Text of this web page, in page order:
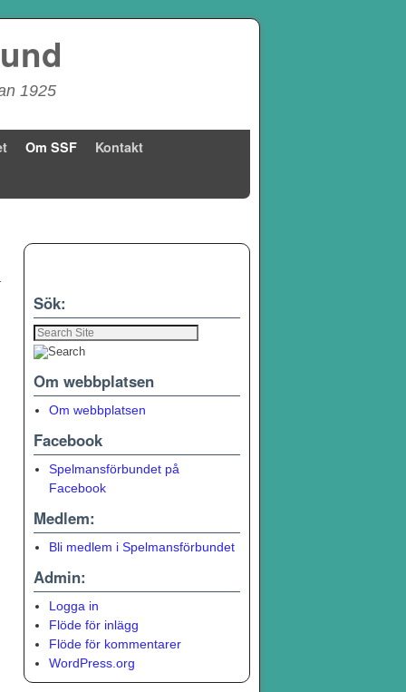
1925
Om SSF Kontakt
Sök:
Om webbplatsen
Om webbplatsen
Facebook
Spelmansförbundet på
Facebook
Medlem:
Bli medlem i Spelmansförbundet
Admin:
Logga in
Flöde för inlägg
Flöde för kommentarer
WordPress.org